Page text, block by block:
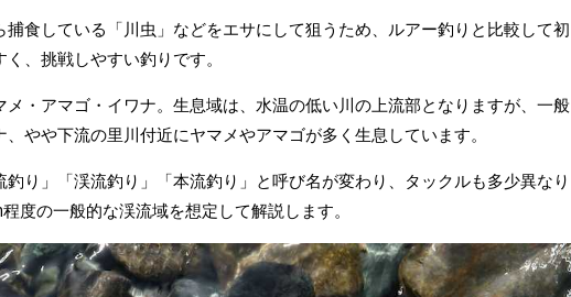
食している「川虫」などをエサにして狙うため、ルアー釣りと比較して初
、挑戦しやすい釣りです。
・アマゴ・イワナ。生息域は、水温の低い川の上流部となりますが、一般
やや下流の里川付近にヤマメやアマゴが多く生息しています。
り」「渓流釣り」「本流釣り」と呼び名が変わり、タックルも多少異なり
度の一般的な渓流域を想定して解説します。